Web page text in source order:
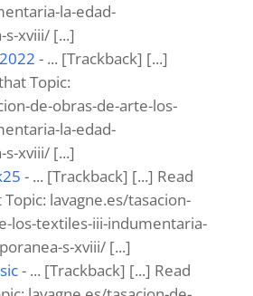
la-edad-
xviii/ [...]
- ... [Trackback] [...]
Topic:
de-obras-de-arte-los-
la-edad-
xviii/ [...]
- ... [Trackback] [...] Read
lavagne.es/tasacion-
los-textiles-iii-indumentaria-
s-xviii/ [...]
- ... [Trackback] [...] Read